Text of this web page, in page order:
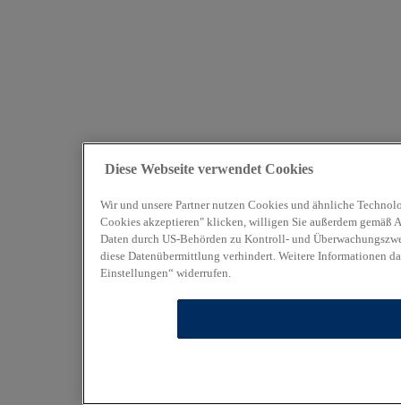
Diese Webseite verwendet Cookies
Wir und unsere Partner nutzen Cookies und ähnliche
Cookies akzeptieren" klicken, willigen Sie außerdem gemäß
Daten durch US-Behörden zu Kontroll- und
diese Datenübermittlung verhindert. Weitere Informationen
Einstellungen“ widerrufen.